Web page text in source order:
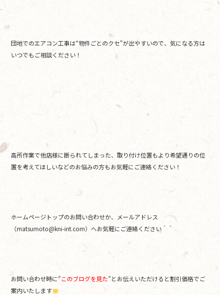
団地でのエアコン工事は“物件ごとのクセ”が出やすいので、気になる方は
いつでもご相談ください！
高所作業で他店様に断られてしまった、取り付け位置もより希望通りの位
置を考えてほしいなどのお悩みの方もお気軽にご連絡ください！
ホームページトップのお問い合わせか、メールアドレス
（matsumoto@kni-int.com）へお気軽にご連絡ください＾＾
お問い合わせ時に”このブログを見た”とお伝えいただけると割引価格でご
案内いたします